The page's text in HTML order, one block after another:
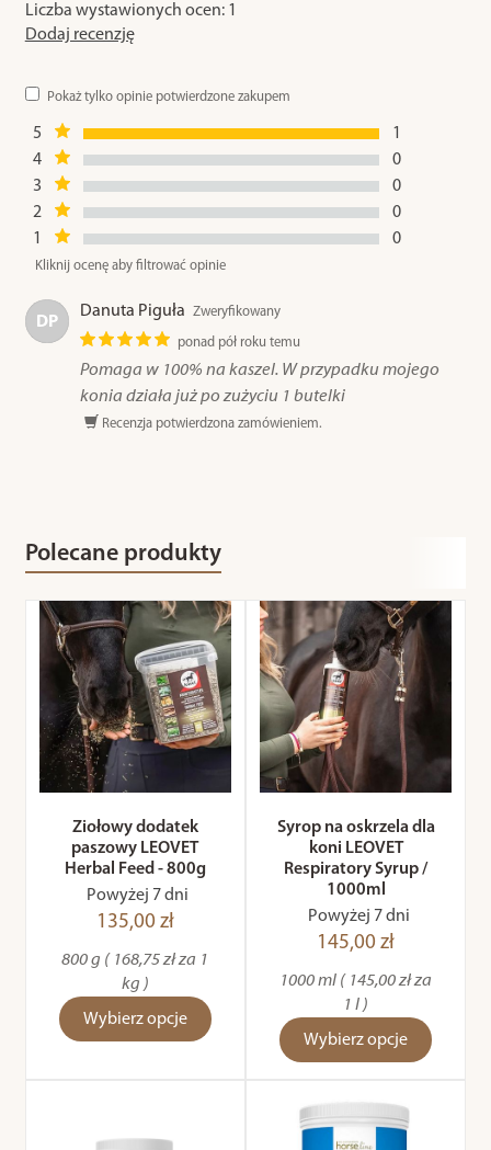
Liczba wystawionych ocen: 1
Dodaj recenzję
Pokaż tylko opinie potwierdzone zakupem
5
1
4
0
3
0
2
0
1
0
Kliknij ocenę aby filtrować opinie
DP
Danuta Piguła Zweryfikowany
ponad pół roku temu
Pomaga w 100% na kaszel. W przypadku mojego
konia działa już po zużyciu 1 butelki
Recenzja potwierdzona zamówieniem.
Polecane produkty
Ziołowy dodatek
paszowy LEOVET
Herbal Feed - 800g
Powyżej 7 dni
135,00 zł
800 g ( 168,75 zł za 1
kg )
Wybierz opcje
Syrop na oskrzela dla
koni LEOVET
Respiratory Syrup /
1000ml
Powyżej 7 dni
145,00 zł
1000 ml ( 145,00 zł za
1 l )
Wybierz opcje